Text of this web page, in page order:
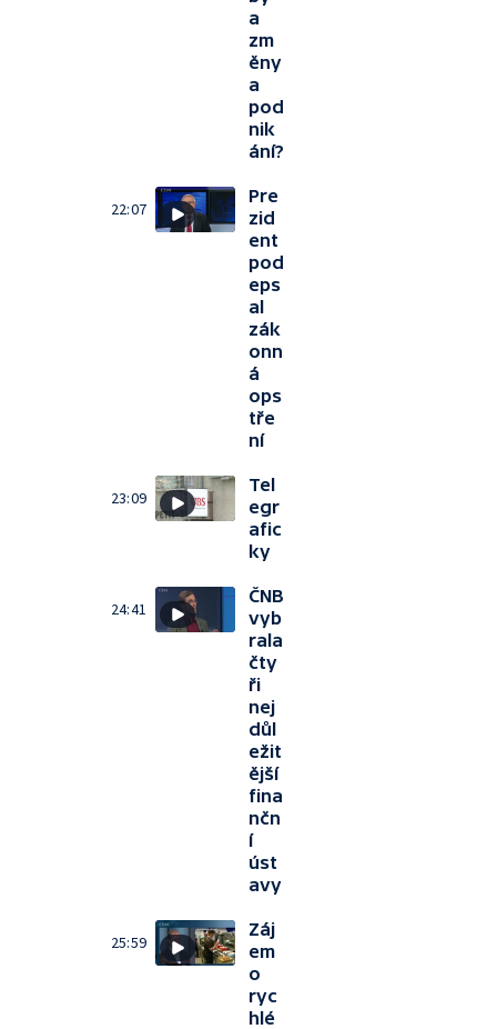
a
zm
ěny
a
pod
nik
ání?
22:07
Pre
zid
ent
pod
eps
al
zák
onn
á
ops
tře
ní
23:09
Tel
egr
afic
ky
24:41
ČNB
vyb
rala
čty
ři
nej
důl
ežit
ější
fina
nčn
í
úst
avy
25:59
Záj
em
o
ryc
hlé